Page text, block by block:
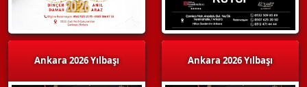
Ankara 2026 Yılbaşı Ankara 2026 Yılbaşı